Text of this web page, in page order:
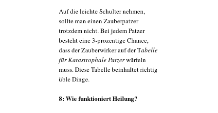
Auf die leichte Schulter nehmen,
sollte man einen Zauberpatzer
trotzdem nicht. Bei jedem Patzer
besteht eine 3-prozentige Chance,
dass der Zauberwirker auf der Tabelle
für Katastrophale Patzerwürfeln
muss. Diese Tabelle beinhaltet richtig
üble Dinge.
8: Wie funktioniert Heilung?